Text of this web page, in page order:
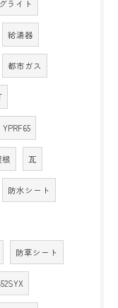
ライト
給湯器
都市ガス
YPRF65
根 瓦
防水シート
防草シート